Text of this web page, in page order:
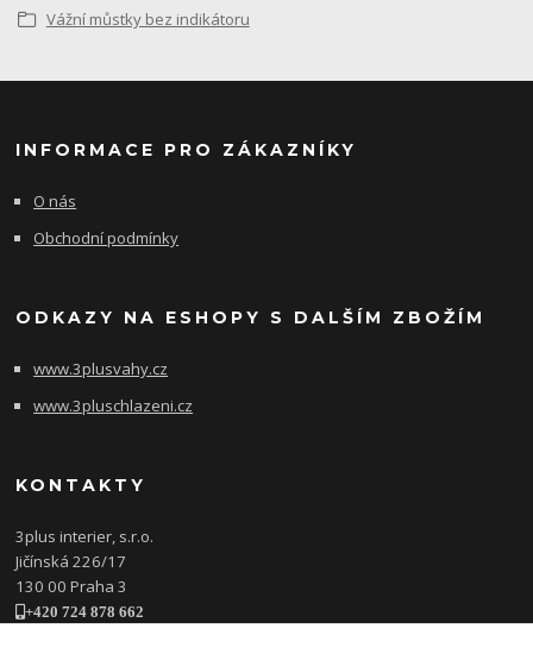
Vážní můstky bez indikátoru
INFORMACE PRO ZÁKAZNÍKY
O nás
Obchodní podmínky
ODKAZY NA ESHOPY S DALŠÍM ZBOŽÍM
www.3plusvahy.cz
www.3pluschlazeni.cz
KONTAKTY
3plus interier, s.r.o.
Jičínská 226/17
130 00 Praha 3
+420 724 878 662